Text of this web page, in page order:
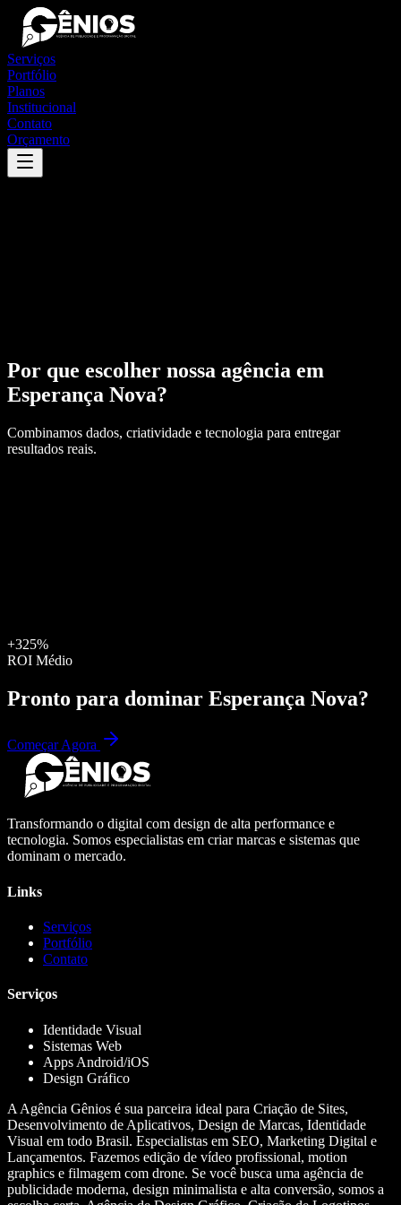
Serviços
Portfólio
Planos
Institucional
Contato
Orçamento
Por que escolher nossa agência em
Esperança Nova?
Combinamos dados, criatividade e tecnologia para entregar
resultados reais.
+325%
ROI Médio
Pronto para dominar Esperança Nova?
Começar Agora
Transformando o digital com design de alta performance e
tecnologia. Somos especialistas em criar marcas e sistemas que
dominam o mercado.
Links
Serviços
Portfólio
Contato
Serviços
Identidade Visual
Sistemas Web
Apps Android/iOS
Design Gráfico
A Agência Gênios é sua parceira ideal para Criação de Sites,
Desenvolvimento de Aplicativos, Design de Marcas, Identidade
Visual em todo Brasil. Especialistas em SEO, Marketing Digital e
Lançamentos. Fazemos edição de vídeo profissional, motion
graphics e filmagem com drone. Se você busca uma agência de
publicidade moderna, design minimalista e alta conversão, somos a